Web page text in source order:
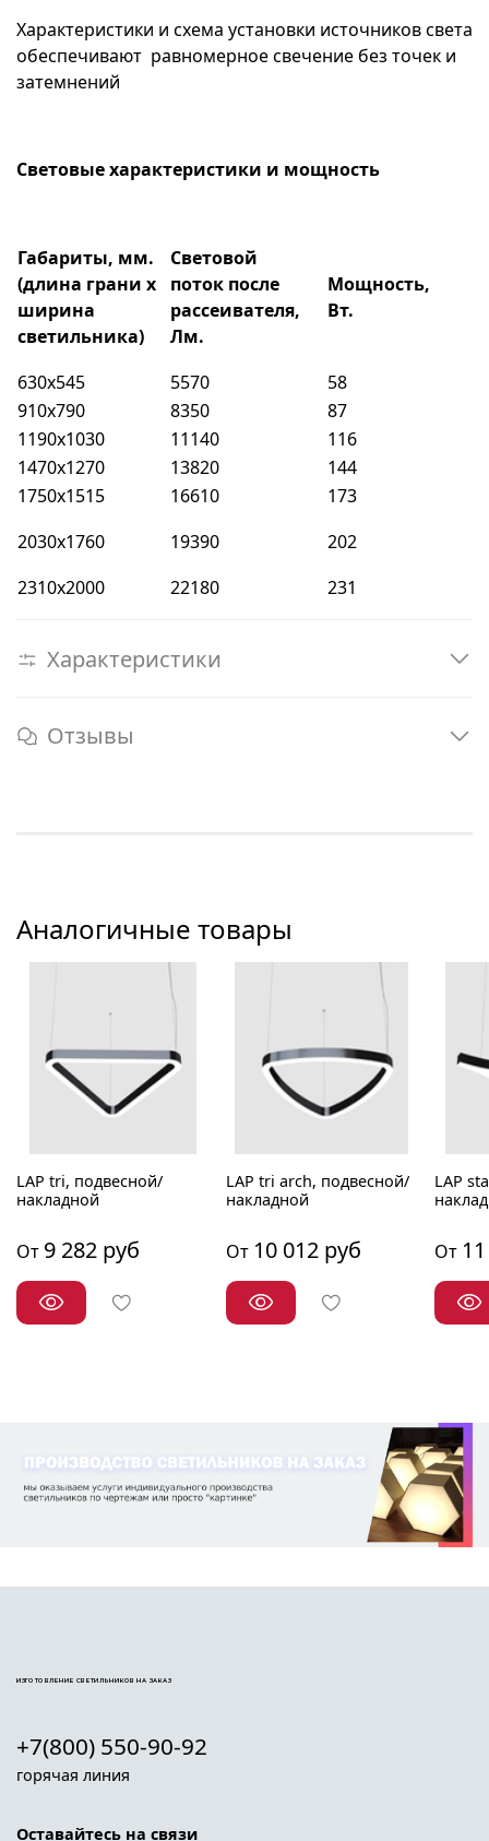
Характеристики и схема установки источников света
обеспечивают равномерное свечение без точек и
затемнений
Световые характеристики и мощность
Габариты, мм.
(длина грани х
ширина
светильника)
Световой
поток после
рассеивателя,
Лм.
Мощность,
Вт.
630х545 5570
58
910х790
8350
87
1190х1030
11140
116
1470х1270
13820
144
1750х1515
16610
173
2030х1760
19390
202
2310х2000
22180 231
Характеристики
Отзывы
Аналогичные товары
LAP tri, подвесной/
накладной
От 9 282 руб
LAP tri arch, подвесной/
накладной
От 10 012 руб
LAP
От
ИЗГОТОВЛЕНИЕ СВЕТИЛЬНИКОВ НА ЗАКАЗ
+7(800) 550-90-92
горячая линия
Оставайтесь на связи